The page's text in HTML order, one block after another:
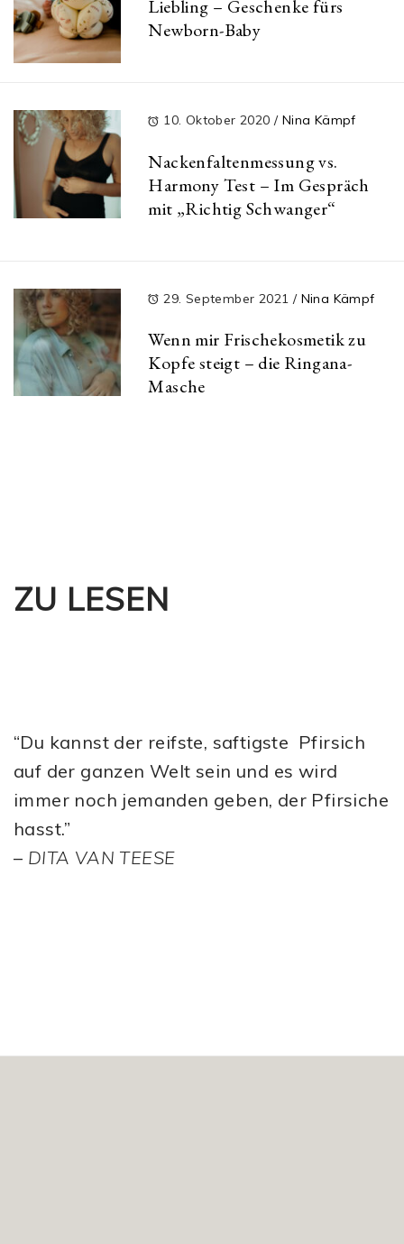
Liebling – Geschenke fürs
Newborn-Baby
10. Oktober 2020 / Nina Kämpf
Nackenfaltenmessung vs.
Harmony Test – Im Gespräch
mit „Richtig Schwanger“
29. September 2021 / Nina Kämpf
Wenn mir Frischekosmetik zu
Kopfe steigt – die Ringana-
Masche
ZU LESEN
“Du kannst der reifste, saftigste Pfirsich
auf der ganzen Welt sein und es wird
immer noch jemanden geben, der Pfirsiche
hasst.”
– DITA VAN TEESE